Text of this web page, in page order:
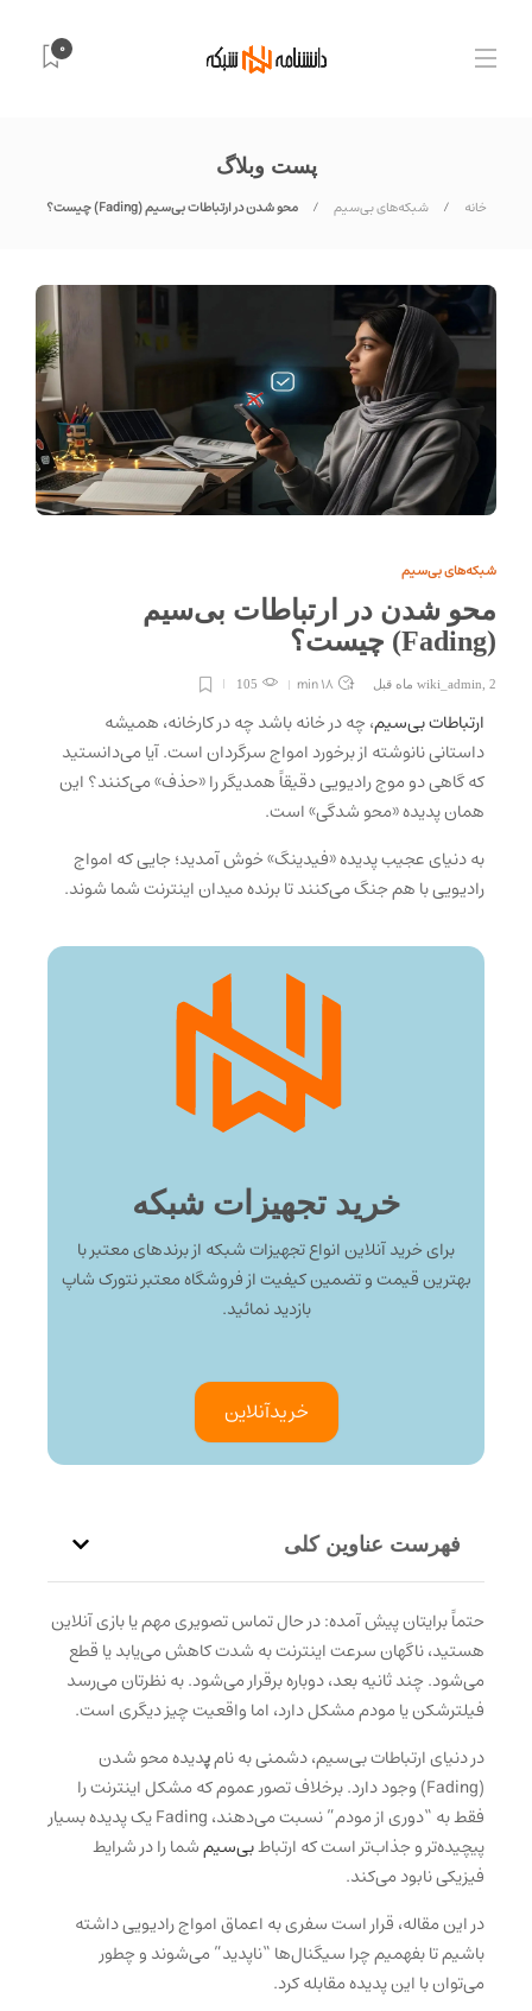
0
پست وبلاگ
خانه شبکه‌های بی‌سیم محو شدن در ارتباطات بی‌سیم (Fading) چیست؟
شبکه‌های بی‌سیم
محو شدن در ارتباطات بی‌سیم
(Fading) چیست؟
wiki_admin 2 ماه قبل 18 min
105
ارتباطات بی‌سیم، چه در خانه باشد چه در کارخانه، همیشه
داستانی نانوشته از برخورد امواج سرگردان است. آیا می‌دانستید
که گاهی دو موج رادیویی دقیقاً همدیگر را «حذف» می‌کنند؟ این
همان پدیده «محو شدگی» است.
به دنیای عجیب پدیده «فیدینگ» خوش آمدید؛ جایی که امواج
رادیویی با هم جنگ می‌کنند تا برنده میدان اینترنت شما شوند.
خرید تجهیزات شبکه
برای خرید آنلاین انواع تجهیزات شبکه از برندهای معتبر با
بهترین قیمت و تضمین کیفیت از فروشگاه معتبر نتورک شاپ
بازدید نمائید.
خرید‌آنلاین
فهرست عناوین کلی
حتماً برایتان پیش آمده: در حال تماس تصویری مهم یا بازی آنلاین
هستید، ناگهان سرعت اینترنت به شدت کاهش می‌یابد یا قطع
می‌شود. چند ثانیه بعد، دوباره برقرار می‌شود. به نظرتان می‌رسد
فیلترشکن یا مودم مشکل دارد، اما واقعیت چیز دیگری است.
در دنیای ارتباطات بی‌سیم، دشمنی به نامپدیده محو شدن
(Fading)
وجود دارد. برخلاف تصور عموم که مشکل اینترنت را
فقط به “دوری از مودم” نسبت می‌دهند، Fading یک پدیده بسیار
پیچیده‌تر و جذاب‌تر است که ارتباطبی‌سیمشما را در شرایط
فیزیکی نابود می‌کند.
در این مقاله، قرار است سفری به اعماق امواج رادیویی داشته
باشیم تا بفهمیم چرا سیگنال‌ها “ناپدید” می‌شوند و چطور
می‌توان با این پدیده مقابله کرد.